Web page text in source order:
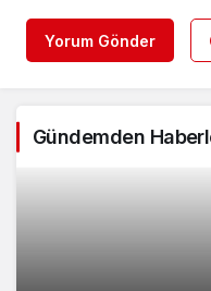
Yorum Gönder
Gündemden